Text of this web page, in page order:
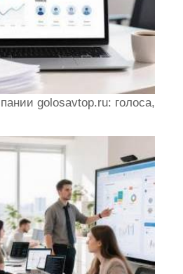
golosavtop.ru: голоса,